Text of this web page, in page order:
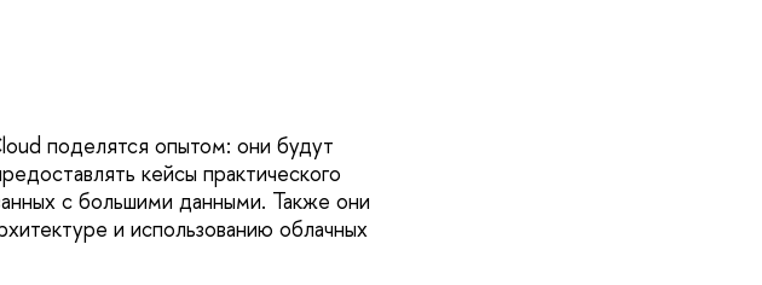
поделятся опытом: они будут
кейсы практического
с большими данными. Также они
и использованию облачных